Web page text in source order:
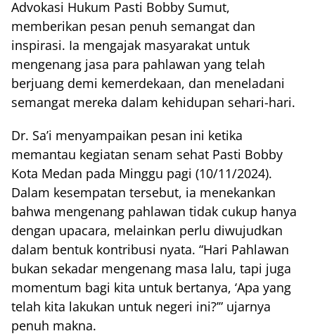
Advokasi Hukum Pasti Bobby Sumut,
memberikan pesan penuh semangat dan
inspirasi. Ia mengajak masyarakat untuk
mengenang jasa para pahlawan yang telah
berjuang demi kemerdekaan, dan meneladani
semangat mereka dalam kehidupan sehari-hari.
Dr. Sa’i menyampaikan pesan ini ketika
memantau kegiatan senam sehat Pasti Bobby
Kota Medan pada Minggu pagi (10/11/2024).
Dalam kesempatan tersebut, ia menekankan
bahwa mengenang pahlawan tidak cukup hanya
dengan upacara, melainkan perlu diwujudkan
dalam bentuk kontribusi nyata. “Hari Pahlawan
bukan sekadar mengenang masa lalu, tapi juga
momentum bagi kita untuk bertanya, ‘Apa yang
telah kita lakukan untuk negeri ini?’” ujarnya
penuh makna.